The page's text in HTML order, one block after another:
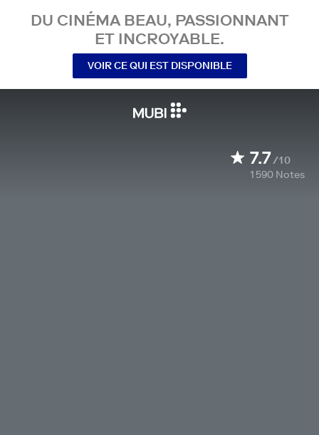
DU CINÉMA BEAU, PASSIONNANT
ET INCROYABLE.
VOIR CE QUI EST DISPONIBLE
7.7/10
1 590 Notes